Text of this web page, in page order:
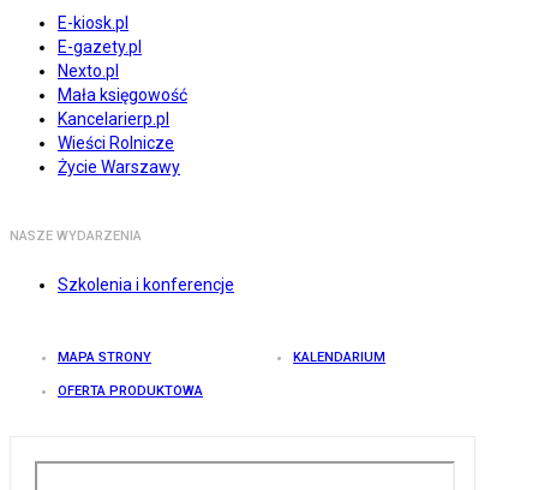
E-kiosk.pl
E-gazety.pl
Nexto.pl
Mała księgowość
Kancelarierp.pl
Wieści Rolnicze
Życie Warszawy
NASZE WYDARZENIA
Szkolenia i konferencje
MAPA STRONY KALENDARIUM
OFERTA PRODUKTOWA